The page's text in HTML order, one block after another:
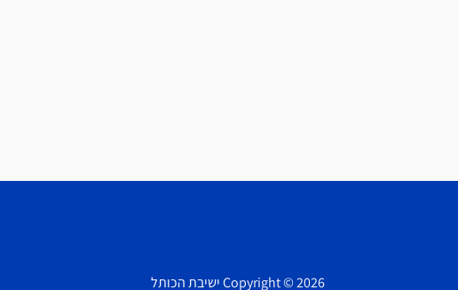
Copyright © 2026 ישיבת הכותל